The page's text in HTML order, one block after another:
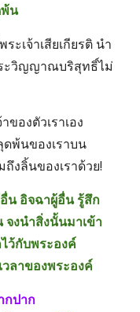
พ้น
ะเจ้าเสียเกียรติ นำ
ระวิญญาณบริสุทธิ์ไม่
ของตัวเราเอง
พ้นของเราบน
งลิ้นของเราด้วย!
น อิจฉาผู้อื่น รู้สึก
งนำสิ่งนั้นมาเข้า
ว้กับพระองค์
ลาของพระองค์
กปาก